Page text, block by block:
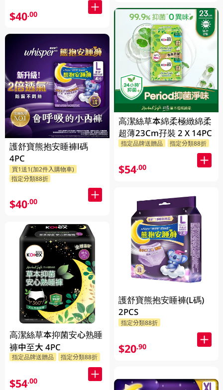
$40.00
護舒寶熊抱安睡褲l碼
4PC
買1送1(加2件入購物車)
指定分類88折
$40.00
高潔絲草本抑菌安心熟睡
褲中至大 4PC
指定品牌送贈品 指定分類88折
$54.00
高潔絲草本綿柔極緻綿柔
超薄23Cm孖裝 2 X 14PC
指定品牌送贈品 指定分類88折
$54.00
護舒寶熊抱安睡褲(L碼)
2PCS
指定分類88折
$20.90